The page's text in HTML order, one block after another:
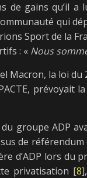
gains qu’il a
qui
Sport de la
: « Nous
Macron, la loi du
prévoyait
groupe ADP
de référendum
d’ADP lors du
privatisation [8